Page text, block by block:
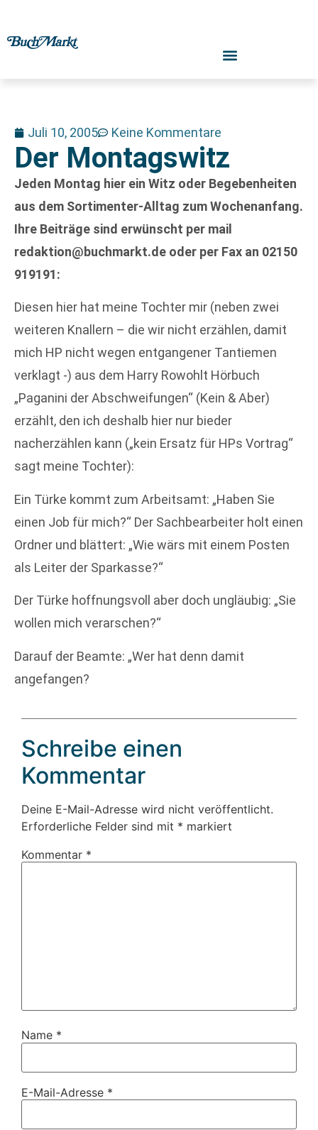
Juli 10, 2005 Keine Kommentare
Der Montagswitz
Jeden Montag hier ein Witz oder Begebenheiten
aus dem Sortimenter-Alltag zum Wochenanfang.
Ihre Beiträge sind erwünscht per mail
redaktion@buchmarkt.de oder per Fax an 02150
919191:
Diesen hier hat meine Tochter mir (neben zwei
weiteren Knallern – die wir nicht erzählen, damit
mich HP nicht wegen entgangener Tantiemen
verklagt -) aus dem Harry Rowohlt Hörbuch
„Paganini der Abschweifungen“ (Kein & Aber)
erzählt, den ich deshalb hier nur bieder
nacherzählen kann („kein Ersatz für HPs Vortrag“
sagt meine Tochter):
Ein Türke kommt zum Arbeitsamt: „Haben Sie
einen Job für mich?“ Der Sachbearbeiter holt einen
Ordner und blättert: „Wie wärs mit einem Posten
als Leiter der Sparkasse?“
Der Türke hoffnungsvoll aber doch ungläubig: „Sie
wollen mich verarschen?“
Darauf der Beamte: „Wer hat denn damit
angefangen?
Schreibe einen
Kommentar
Deine E-Mail-Adresse wird nicht veröffentlicht.
Erforderliche Felder sind mit * markiert
Kommentar *
Name *
E-Mail-Adresse *